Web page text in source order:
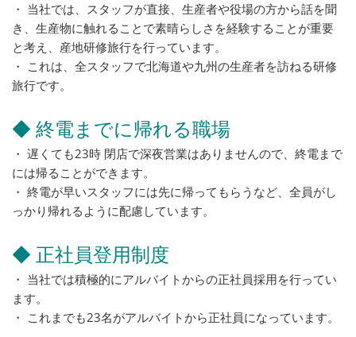
・ 当社では、スタッフが直接、生産者や役場の方から話を聞
き、生産物に触れることで素晴らしさを経験することが重要
と考え、産地研修旅行を行っています。
・ これは、全スタッフで北海道や九州の生産者を訪ねる研修
旅行です。
◆ 終電までに帰れる職場
・ 遅くても23時 閉店で深夜営業はありませんので、終電まで
には帰ることができます。
・ 終電が早いスタッフには先に帰ってもらうなど、全員がし
っかり帰れるように配慮しています。
◆ 正社員登用制度
・ 当社では積極的にアルバイトからの正社員採用を行ってい
ます。
・ これまでも23名がアルバイトから正社員になっています。